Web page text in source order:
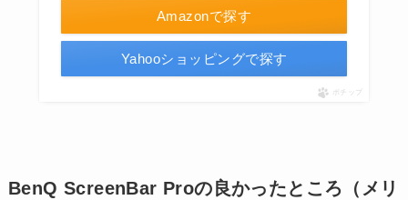
Amazonで探す
Yahooショッピングで探す
ポチップ
BenQ ScreenBar Proの良かったところ（メリ